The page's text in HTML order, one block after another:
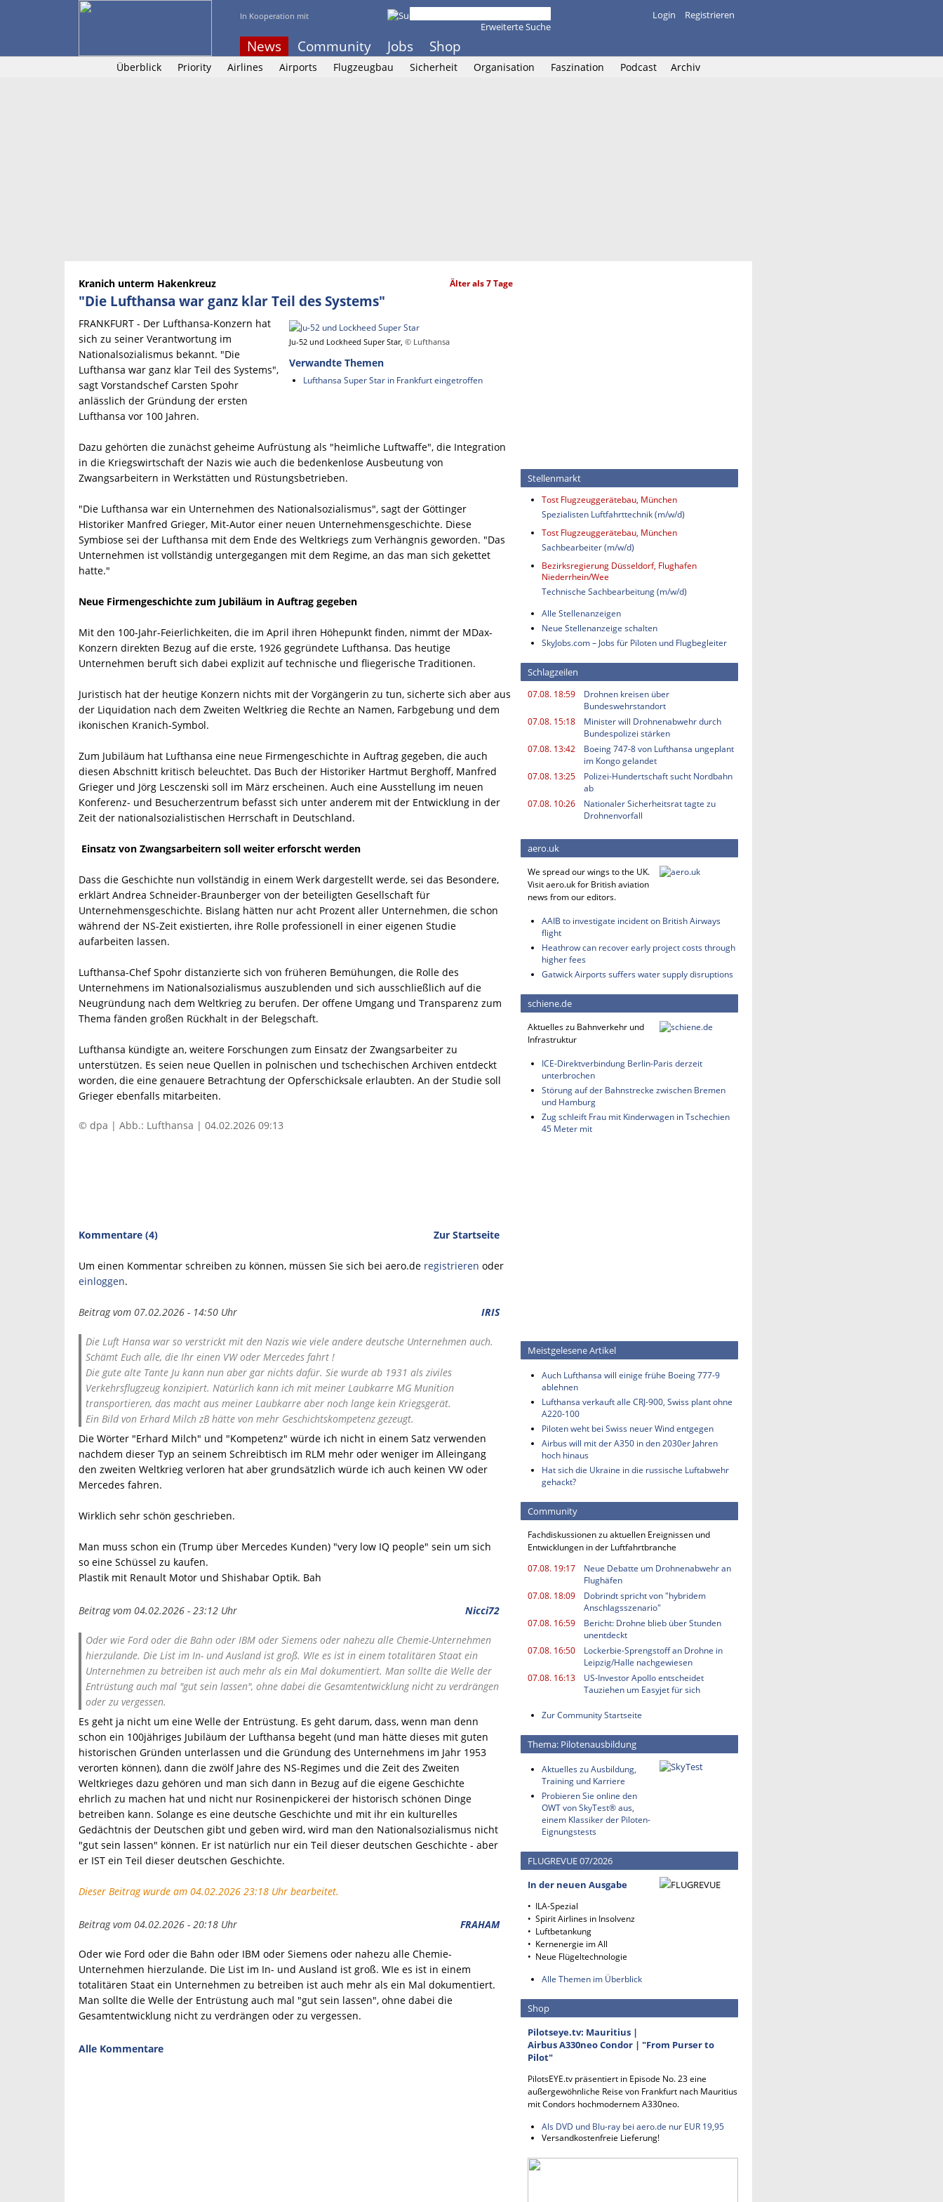
In Kooperation mit
News Community Jobs Shop
Erweiterte Suche
Login Registrieren
Überblick Priority Airlines Airports Flugzeugbau Sicherheit Organisation Faszination Podcast Archiv
Kranich unterm Hakenkreuz Älter als 7 Tage
"Die Lufthansa war ganz klar Teil des Systems"
Ju-52 und Lockheed Super Star, © Lufthansa
Verwandte Themen
Lufthansa Super Star in Frankfurt eingetroffen
FRANKFURT - Der Lufthansa-Konzern hat
sich zu seiner Verantwortung im
Nationalsozialismus bekannt. "Die
Lufthansa war ganz klar Teil des Systems",
sagt Vorstandschef Carsten Spohr
anlässlich der Gründung der ersten
Lufthansa vor 100 Jahren.
Dazu gehörten die zunächst geheime Aufrüstung als "heimliche Luftwaffe", die Integration
in die Kriegswirtschaft der Nazis wie auch die bedenkenlose Ausbeutung von
Zwangsarbeitern in Werkstätten und Rüstungsbetrieben.
"Die Lufthansa war ein Unternehmen des Nationalsozialismus", sagt der Göttinger
Historiker Manfred Grieger, Mit-Autor einer neuen Unternehmensgeschichte. Diese
Symbiose sei der Lufthansa mit dem Ende des Weltkriegs zum Verhängnis geworden. "Das
Unternehmen ist vollständig untergegangen mit dem Regime, an das man sich gekettet
hatte."
Neue Firmengeschichte zum Jubiläum in Auftrag gegeben
Mit den 100-Jahr-Feierlichkeiten, die im April ihren Höhepunkt finden, nimmt der MDax-
Konzern direkten Bezug auf die erste, 1926 gegründete Lufthansa. Das heutige
Unternehmen beruft sich dabei explizit auf technische und fliegerische Traditionen.
Juristisch hat der heutige Konzern nichts mit der Vorgängerin zu tun, sicherte sich aber aus
der Liquidation nach dem Zweiten Weltkrieg die Rechte an Namen, Farbgebung und dem
ikonischen Kranich-Symbol.
Zum Jubiläum hat Lufthansa eine neue Firmengeschichte in Auftrag gegeben, die auch
diesen Abschnitt kritisch beleuchtet. Das Buch der Historiker Hartmut Berghoff, Manfred
Grieger und Jörg Lesczenski soll im März erscheinen. Auch eine Ausstellung im neuen
Konferenz- und Besucherzentrum befasst sich unter anderem mit der Entwicklung in der
Zeit der nationalsozialistischen Herrschaft in Deutschland.
Einsatz von Zwangsarbeitern soll weiter erforscht werden
Dass die Geschichte nun vollständig in einem Werk dargestellt werde, sei das Besondere,
erklärt Andrea Schneider-Braunberger von der beteiligten Gesellschaft für
Unternehmensgeschichte. Bislang hätten nur acht Prozent aller Unternehmen, die schon
während der NS-Zeit existierten, ihre Rolle professionell in einer eigenen Studie
aufarbeiten lassen.
Lufthansa-Chef Spohr distanzierte sich von früheren Bemühungen, die Rolle des
Unternehmens im Nationalsozialismus auszublenden und sich ausschließlich auf die
Neugründung nach dem Weltkrieg zu berufen. Der offene Umgang und Transparenz zum
Thema fänden großen Rückhalt in der Belegschaft.
Lufthansa kündigte an, weitere Forschungen zum Einsatz der Zwangsarbeiter zu
unterstützen. Es seien neue Quellen in polnischen und tschechischen Archiven entdeckt
worden, die eine genauere Betrachtung der Opferschicksale erlaubten. An der Studie soll
Grieger ebenfalls mitarbeiten.
© dpa | Abb.: Lufthansa | 04.02.2026 09:13
Kommentare (4) Zur Startseite
Um einen Kommentar schreiben zu können, müssen Sie sich bei aero.de registrieren oder
einloggen.
Beitrag vom 07.02.2026 - 14:50 Uhr IRIS
Die Luft Hansa war so verstrickt mit den Nazis wie viele andere deutsche Unternehmen auch.
Schämt Euch alle, die Ihr einen VW oder Mercedes fahrt !
Die gute alte Tante Ju kann nun aber gar nichts dafür. Sie wurde ab 1931 als ziviles
Verkehrsflugzeug konzipiert. Natürlich kann ich mit meiner Laubkarre MG Munition
transportieren, das macht aus meiner Laubkarre aber noch lange kein Kriegsgerät.
Ein Bild von Erhard Milch zB hätte von mehr Geschichtskompetenz gezeugt.
Die Wörter "Erhard Milch" und "Kompetenz" würde ich nicht in einem Satz verwenden
nachdem dieser Typ an seinem Schreibtisch im RLM mehr oder weniger im Alleingang
den zweiten Weltkrieg verloren hat aber grundsätzlich würde ich auch keinen VW oder
Mercedes fahren.
Wirklich sehr schön geschrieben.
Man muss schon ein (Trump über Mercedes Kunden) "very low IQ people" sein um sich
so eine Schüssel zu kaufen.
Plastik mit Renault Motor und Shishabar Optik. Bah
Beitrag vom 04.02.2026 - 23:12 Uhr Nicci72
Oder wie Ford oder die Bahn oder IBM oder Siemens oder nahezu alle Chemie-Unternehmen
hierzulande. Die List im In- und Ausland ist groß. WIe es ist in einem totalitären Staat ein
Unternehmen zu betreiben ist auch mehr als ein Mal dokumentiert. Man sollte die Welle der
Entrüstung auch mal "gut sein lassen", ohne dabei die Gesamtentwicklung nicht zu verdrängen
oder zu vergessen.
Es geht ja nicht um eine Welle der Entrüstung. Es geht darum, dass, wenn man denn
schon ein 100jähriges Jubiläum der Lufthansa begeht (und man hätte dieses mit guten
historischen Gründen unterlassen und die Gründung des Unternehmens im Jahr 1953
verorten können), dann die zwölf Jahre des NS-Regimes und die Zeit des Zweiten
Weltkrieges dazu gehören und man sich dann in Bezug auf die eigene Geschichte
ehrlich zu machen hat und nicht nur Rosinenpickerei der historisch schönen Dinge
betreiben kann. Solange es eine deutsche Geschichte und mit ihr ein kulturelles
Gedächtnis der Deutschen gibt und geben wird, wird man den Nationalsozialismus nicht
"gut sein lassen" können. Er ist natürlich nur ein Teil dieser deutschen Geschichte - aber
er IST ein Teil dieser deutschen Geschichte.
Dieser Beitrag wurde am 04.02.2026 23:18 Uhr bearbeitet.
Beitrag vom 04.02.2026 - 20:18 Uhr FRAHAM
Oder wie Ford oder die Bahn oder IBM oder Siemens oder nahezu alle Chemie-
Unternehmen hierzulande. Die List im In- und Ausland ist groß. WIe es ist in einem
totalitären Staat ein Unternehmen zu betreiben ist auch mehr als ein Mal dokumentiert.
Man sollte die Welle der Entrüstung auch mal "gut sein lassen", ohne dabei die
Gesamtentwicklung nicht zu verdrängen oder zu vergessen.
Alle Kommentare
Stellenmarkt
Tost Flugzeuggerätebau, München
Spezialisten Luftfahrttechnik (m/w/d)
Tost Flugzeuggerätebau, München
Sachbearbeiter (m/w/d)
Bezirksregierung Düsseldorf, Flughafen
Niederrhein/Wee
Technische Sachbearbeitung (m/w/d)
Alle Stellenanzeigen
Neue Stellenanzeige schalten
SkyJobs.com – Jobs für Piloten und Flugbegleiter
Schlagzeilen
07.08. 18:59
Drohnen kreisen über
Bundeswehrstandort
07.08. 15:18
Minister will Drohnenabwehr durch
Bundespolizei stärken
07.08. 13:42
Boeing 747-8 von Lufthansa ungeplant
im Kongo gelandet
07.08. 13:25
Polizei-Hundertschaft sucht Nordbahn
ab
07.08. 10:26
Nationaler Sicherheitsrat tagte zu
Drohnenvorfall
aero.uk
We spread our wings to the UK.
Visit aero.uk for British aviation
news from our editors.
AAIB to investigate incident on British Airways
flight
Heathrow can recover early project costs through
higher fees
Gatwick Airports suffers water supply disruptions
schiene.de
Aktuelles zu Bahnverkehr und
Infrastruktur
ICE-Direktverbindung Berlin-Paris derzeit
unterbrochen
Störung auf der Bahnstrecke zwischen Bremen
und Hamburg
Zug schleift Frau mit Kinderwagen in Tschechien
45 Meter mit
Meistgelesene Artikel
Auch Lufthansa will einige frühe Boeing 777-9
ablehnen
Lufthansa verkauft alle CRJ-900, Swiss plant ohne
A220-100
Piloten weht bei Swiss neuer Wind entgegen
Airbus will mit der A350 in den 2030er Jahren
hoch hinaus
Hat sich die Ukraine in die russische Luftabwehr
gehackt?
Community
Fachdiskussionen zu aktuellen Ereignissen und
Entwicklungen in der Luftfahrtbranche
07.08. 19:17
Neue Debatte um Drohnenabwehr an
Flughäfen
07.08. 18:09
Dobrindt spricht von "hybridem
Anschlagsszenario"
07.08. 16:59
Bericht: Drohne blieb über Stunden
unentdeckt
07.08. 16:50
Lockerbie-Sprengstoff an Drohne in
Leipzig/Halle nachgewiesen
07.08. 16:13
US-Investor Apollo entscheidet
Tauziehen um Easyjet für sich
Zur Community Startseite
Thema: Pilotenausbildung
Aktuelles zu Ausbildung,
Training und Karriere
Probieren Sie online den
OWT von SkyTest® aus,
einem Klassiker der Piloten-
Eignungstests
FLUGREVUE 07/2026
In der neuen Ausgabe
• ILA-Spezial
• Spirit Airlines in Insolvenz
• Luftbetankung
• Kernenergie im All
• Neue Flügeltechnologie
Alle Themen im Überblick
Shop
Pilotseye.tv: Mauritius |
Airbus A330neo Condor | "From Purser to
Pilot"
PilotsEYE.tv präsentiert in Episode No. 23 eine
außergewöhnliche Reise von Frankfurt nach Mauritius
mit Condors hochmodernem A330neo.
Als DVD und Blu-ray bei aero.de nur EUR 19,95
Versandkostenfreie Lieferung!